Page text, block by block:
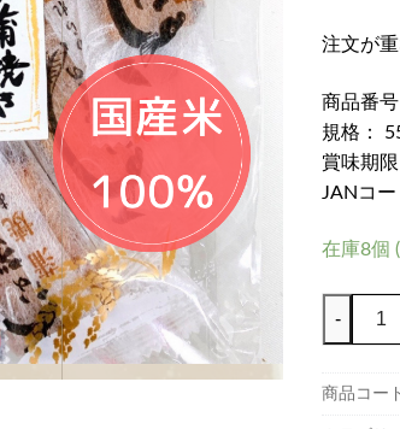
注文が
商品番
規格：
賞味期
JANコ
在庫8個
の
-
商品コー